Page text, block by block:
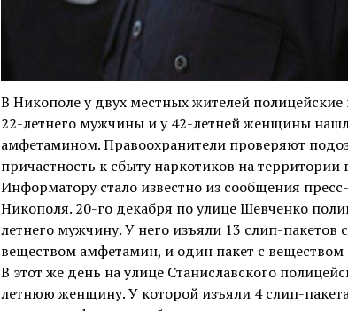
В Никополе у двух местных жителей
22-летнего мужчины и у 42-летней женщины
амфетамином. Правоохранители проверяют
причастность к сбыту наркотиков на территории
Информатору стало известно из сообщения
Никополя. 20-го декабря по улице Шевченко
летнего мужчину. У него изъяли 13 слип-пакетов
веществом амфетамин, и один пакет с
В этот же день на улице Станиславского
летнюю женщину. У которой изъяли 4 слип-